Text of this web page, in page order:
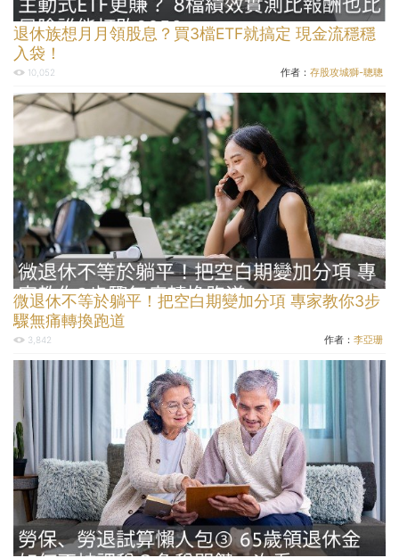
退休族想月月領股息？買3檔ETF就搞定 現金流穩穩
入袋！
10,052 作者： 存股攻城獅-聰聰
微退休不等於躺平！把空白期變加分項 專家教你3步
驟無痛轉換跑道
3,842 作者： 李亞珊